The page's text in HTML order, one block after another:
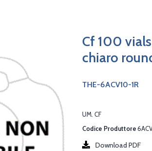
Cf 100
chiaro
THE-6ACV10-1R
UM. CF
Download PDF
Codice Produttore